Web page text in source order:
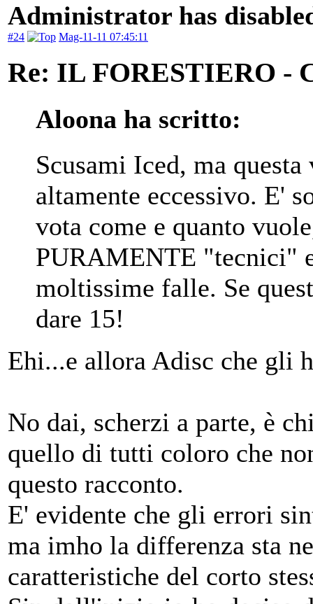
Administrator has
#24 Mag-11-11 07:45:11
Re: IL FORESTIERO -
Aloona ha scritto:
Scusami Iced, ma
altamente eccessivo. E'
vota come e quanto
PURAMENTE "tecnici"
moltissime falle. Se
dare 15!
Ehi...e allora Adisc che gli
No dai, scherzi a parte, è
quello di tutti coloro che
questo racconto.
E' evidente che gli errori
ma imho la differenza sta
caratteristiche del corto